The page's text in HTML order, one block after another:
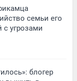
семьи его
с угрозами
блогер